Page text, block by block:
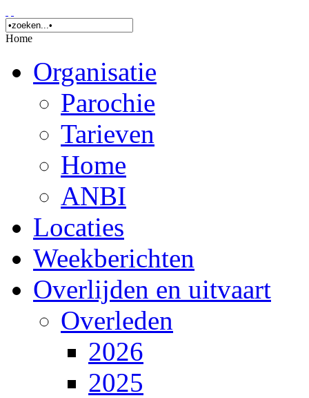
Home
Organisatie
Parochie
Tarieven
Home
ANBI
Locaties
Weekberichten
Overlijden en uitvaart
Overleden
2026
2025